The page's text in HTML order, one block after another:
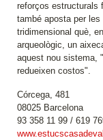
reforços estructurals
també aposta per
tridimensional què,
arqueològic, un
aquest nou sistema,
redueixen costos".
Córcega, 481
08025 Barcelona
93 358 11 99 / 619